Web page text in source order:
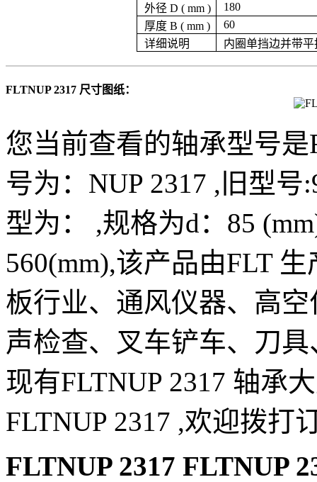
外径 D ( mm )
180
厚度 B ( mm )
60
详细说明
内圈单挡边并带平
FLTNUP 2317 尺寸图纸：
您当前查看的轴承型号
号为：NUP 2317 ,旧型号
型为： ,规格为d：85
560(mm),该产品由FLT
板行业、通风仪器、高
声检查、叉车铲车、刀
现有FLTNUP 2317 轴承
FLTNUP 2317 ,欢迎拨打
FLTNUP 2317 FLTNUP